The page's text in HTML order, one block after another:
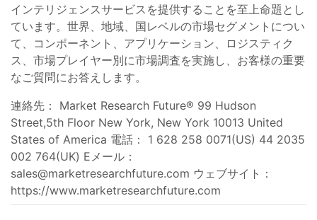
インテリジェンスサービスを提供することを至上命題とし
ています。世界、地域、国レベルの市場セグメントについ
て、コンポーネント、アプリケーション、ロジスティク
ス、市場プレイヤー別に市場調査を実施し、お客様の重要
なご質問にお答えします。
連絡先： Market Research Future® 99 Hudson
Street,5th Floor New York, New York 10013 United
States of America 電話： 1 628 258 0071(US) 44 2035
002 764(UK) Eメール：
sales@marketresearchfuture.com ウェブサイト：
https://www.marketresearchfuture.com